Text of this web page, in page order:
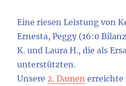
Eine riesen Leistung von
Ernesta, Peggy (16:0
K. und Laura H., die als
unterstützten.
Unsere 2. Damen erreichte